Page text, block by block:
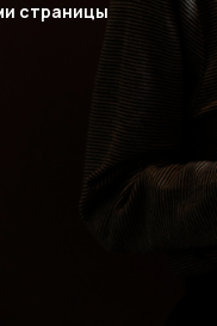
страницы